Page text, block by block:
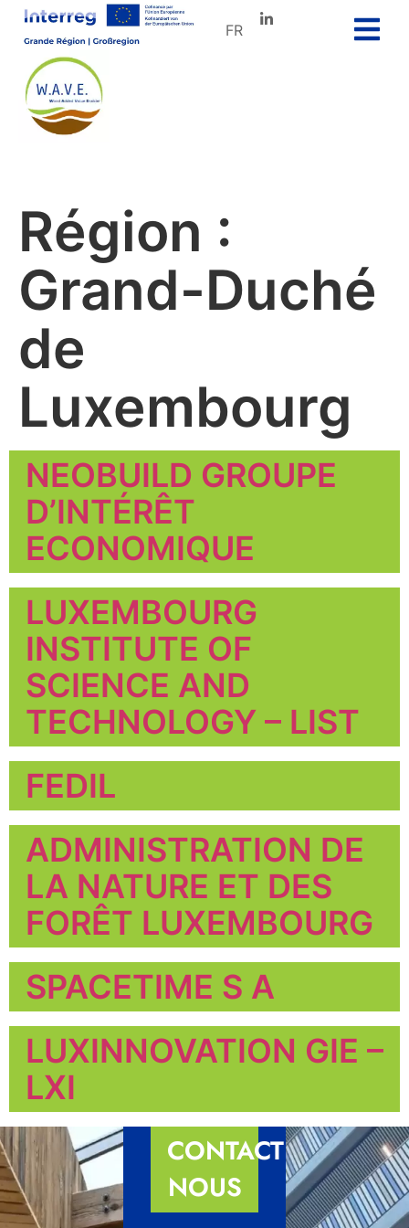
FR
Région :
Grand-Duché
de
Luxembourg
NEOBUILD GROUPE
D’INTÉRÊT
ECONOMIQUE
LUXEMBOURG
INSTITUTE OF
SCIENCE AND
TECHNOLOGY – LIST
FEDIL
ADMINISTRATION DE
LA NATURE ET DES
FORÊT LUXEMBOURG
SPACETIME S A
LUXINNOVATION GIE –
LXI
CONTACTEZ-
NOUS